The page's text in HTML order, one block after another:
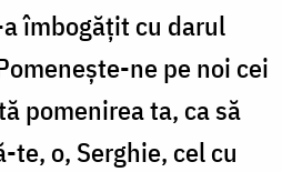
îmbogățit cu darul
ne pe noi cei
pomenirea ta, ca să
o, Serghie, cel cu